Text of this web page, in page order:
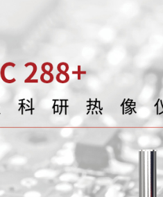
640*480
增强至1280*960
非制冷型红外焦平面探
30mk(0.03°C)